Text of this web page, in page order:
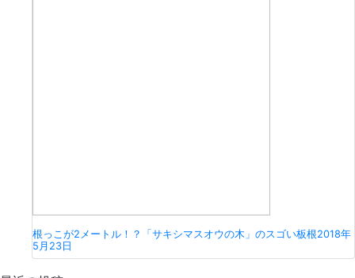
根っこが2メートル！？「サキシマスオウの木」のスゴい板根2018年
5月23日